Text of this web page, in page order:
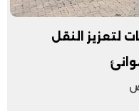
لتعزيز النقل